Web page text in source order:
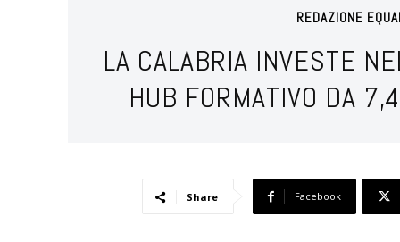
REDAZIONE
LA CALABRIA INVESTE
HUB FORMATIVO DA
Share Facebook